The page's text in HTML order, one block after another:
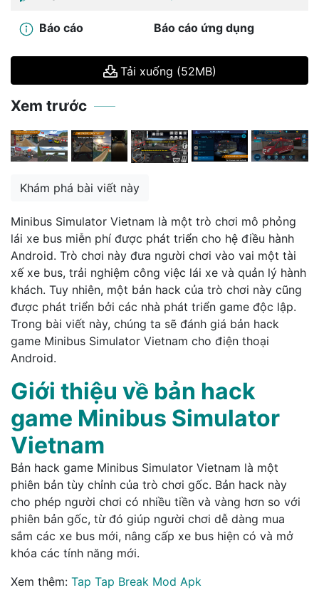
Báo cáo Báo cáo ứng dụng
Tải xuống (52MB)
Xem trước
Khám phá bài viết này
Minibus Simulator Vietnam là một trò chơi mô phỏng
lái xe bus miễn phí được phát triển cho hệ điều hành
Android. Trò chơi này đưa người chơi vào vai một tài
xế xe bus, trải nghiệm công việc lái xe và quản lý hành
khách. Tuy nhiên, một bản hack của trò chơi này cũng
được phát triển bởi các nhà phát triển game độc lập.
Trong bài viết này, chúng ta sẽ đánh giá bản hack
game Minibus Simulator Vietnam cho điện thoại
Android.
Giới thiệu về bản hack
game Minibus Simulator
Vietnam
Bản hack game Minibus Simulator Vietnam là một
phiên bản tùy chỉnh của trò chơi gốc. Bản hack này
cho phép người chơi có nhiều tiền và vàng hơn so với
phiên bản gốc, từ đó giúp người chơi dễ dàng mua
sắm các xe bus mới, nâng cấp xe bus hiện có và mở
khóa các tính năng mới.
Xem thêm: Tap Tap Break Mod Apk